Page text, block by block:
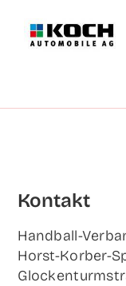
Kon­takt
Hand­ball-
Horst-Korb­er-